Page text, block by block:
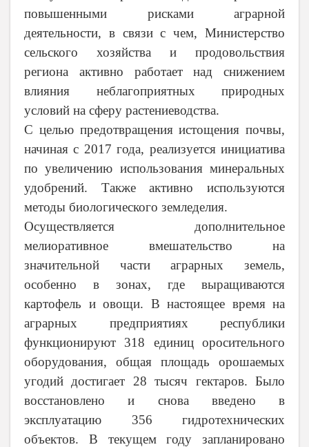
повышенными рисками аграрной
деятельности, в связи с чем, Министерство
сельского хозяйства и продовольствия
региона активно работает над снижением
влияния неблагоприятных природных
условий на сферу растениеводства.
С целью предотвращения истощения почвы,
начиная с 2017 года, реализуется инициатива
по увеличению использования минеральных
удобрений. Также активно используются
методы биологического земледелия.
Осуществляется дополнительное
мелиоративное вмешательство на
значительной части аграрных земель,
особенно в зонах, где выращиваются
картофель и овощи. В настоящее время на
аграрных предприятиях республики
функционируют 318 единиц оросительного
оборудования, общая площадь орошаемых
угодий достигает 28 тысяч гектаров. Было
восстановлено и снова введено в
эксплуатацию 356 гидротехнических
объектов. В текущем году запланировано